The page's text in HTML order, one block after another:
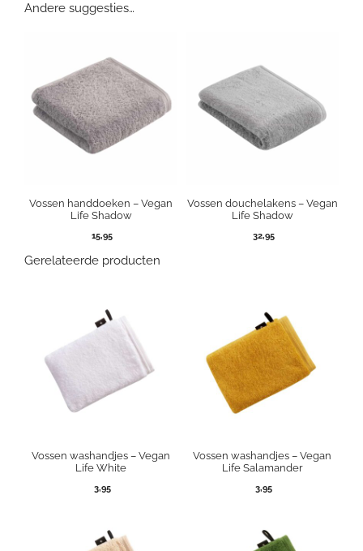
Andere suggesties…
Vossen handdoeken – Vegan
Life Shadow
15,95
Vossen douchelakens – Vegan
Life Shadow
32,95
Gerelateerde producten
Vossen washandjes – Vegan
Life White
3,95
Vossen washandjes – Vegan
Life Salamander
3,95